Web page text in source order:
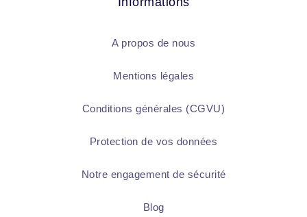
A propos de nous
Mentions légales
Conditions générales (CGVU)
Protection de vos données
Notre engagement de sécurité
Blog